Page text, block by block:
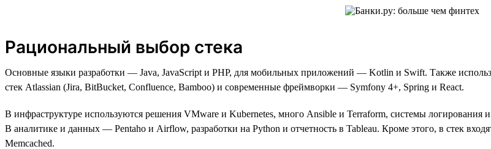
Рациональный выбор стека
Основные языки разработки — Java, JavaScript и PHP, для мобильных приложений — Kotlin и Swift. Также
стек Atlassian (Jira, BitBucket, Confluence, Bamboo) и современные фреймворки — Symfony 4+, Spring и React.
В инфраструктуре используются решения VMware и Kubernetes, много Ansible и Terraform, системы логирования
В аналитике и данных — Pentaho и Airflow, разработки на Python и отчетность в Tableau. Кроме этого, в стек
Memcached.